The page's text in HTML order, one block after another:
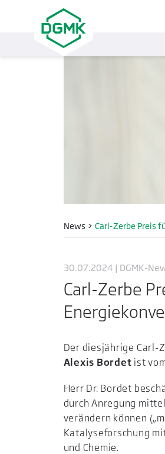
News> Carl-Zerbe Preis
30.07.2024 | DGMK-
Carl-Zerbe
Der diesjährige Carl-
Alexis Bordet ist
Herr Dr. Bordet
durch Anregung
verändern können
Katalyseforschung
und Chemie.